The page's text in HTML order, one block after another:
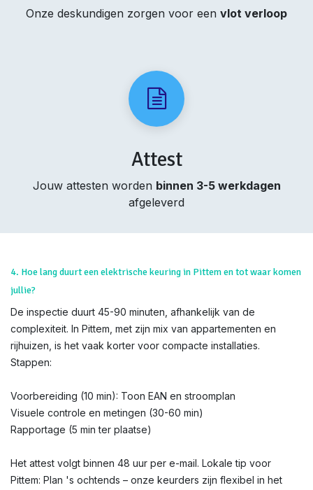
Onze deskundigen zorgen voor een vlot verloop
Attest
Jouw attesten worden binnen 3-5 werkdagen
afgeleverd
4. Hoe lang duurt een elektrische keuring in Pittem en tot waar komen
jullie?
De inspectie duurt 45-90 minuten, afhankelijk van de
complexiteit. In Pittem, met zijn mix van appartementen en
rijhuizen, is het vaak korter voor compacte installaties.
Stappen:
Voorbereiding (10 min): Toon EAN en stroomplan
Visuele controle en metingen (30-60 min)
Rapportage (5 min ter plaatse)
Het attest volgt binnen 48 uur per e-mail. Lokale tip voor
Pittem: Plan 's ochtends – onze keurders zijn flexibel in het